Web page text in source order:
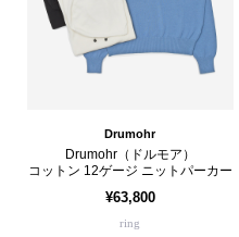
Drumohr
Drumohr（ドルモア）
コットン 12ゲージ ニットパーカー
¥63,800
ring